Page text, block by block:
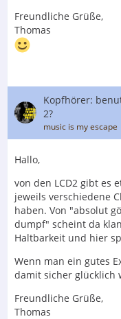
Freundliche Grüße,
Thomas
Kopfhörer:
2?
music is my escape
Hallo,
von den LCD2 gibt es
jeweils verschiedene
haben. Von "absolut
dumpf" scheint da
Haltbarkeit und hier
Wenn man ein gutes
damit sicher glücklich
Freundliche Grüße,
Thomas